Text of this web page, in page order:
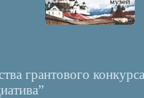
грантового конкурса